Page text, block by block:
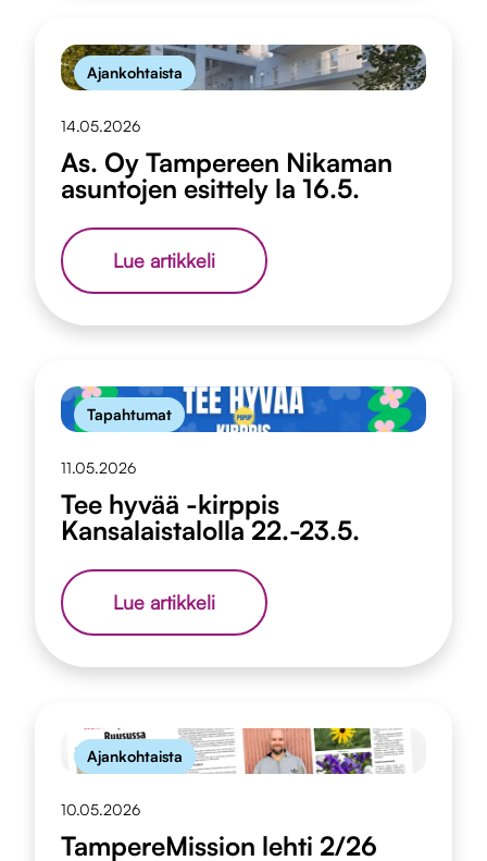
Ajankohtaista
14.05.2026
As. Oy Tampereen Nikaman
asuntojen esittely la 16.5.
Lue artikkeliAs.
Tampereen
Nikaman
la
16.5.
Tapahtumat
11.05.2026
Tee hyvää -kirppis
Kansalaistalolla 22.-23.5.
Lue artikkeliTee
hyvää
-
kirppis
Ajankohtaista
10.05.2026
TampereMission lehti 2/26